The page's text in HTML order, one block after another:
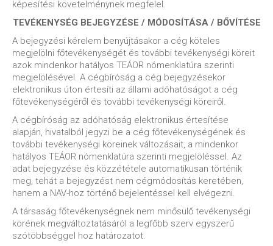
képesítési követelménynek megfelel.
TEVÉKENYSÉG BEJEGYZÉSE / MÓDOSÍTÁSA / BŐVÍTÉSE
A bejegyzési kérelem benyújtásakor a cég köteles
megjelölni főtevékenységét és további tevékenységi köreit
azok mindenkor hatályos TEÁOR nómenklatúra szerinti
megjelölésével. A cégbíróság a cég bejegyzésekor
elektronikus úton értesíti az állami adóhatóságot a cég
főtevékenységéről és további tevékenységi köreiről.
A cégbíróság az adóhatóság elektronikus értesítése
alapján, hivatalból jegyzi be a cég főtevékenységének és
további tevékenységi köreinek változásait, a mindenkor
hatályos TEÁOR nómenklatúra szerinti megjelöléssel. Az
adat bejegyzése és közzététele automatikusan történik
meg, tehát a bejegyzést nem cégmódosítás keretében,
hanem a NAV-hoz történő bejelentéssel kell elvégezni.
A társaság főtevékenységnek nem minősülő tevékenységi
körének megváltoztatásáról a legfőbb szerv egyszerű
szótöbbséggel hoz határozatot.